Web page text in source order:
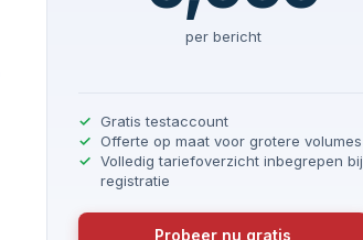
per bericht
Gratis testaccount
Offerte op maat voor grotere volumes
Volledig tariefoverzicht inbegrepen bij
registratie
Probeer nu gratis